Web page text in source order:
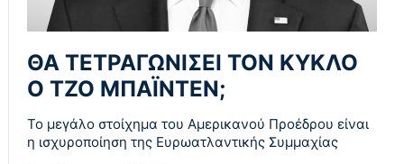
ΘΑ ΤΕΤΡΑΓΩΝΙΣΕΙ ΤΟΝ ΚΥΚΛΟ
Ο ΤΖΟ ΜΠΑΪΝΤΕΝ;
Το μεγάλο στοίχημα του Αμερικανού Προέδρου είναι
η ισχυροποίηση της Ευρωατλαντικής Συμμαχίας